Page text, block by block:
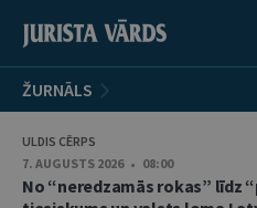
ŽURNĀLS
ULDIS CĒRPS
7. AUGUSTS 2026 • 08:00
No “neredzamās rokas” līdz